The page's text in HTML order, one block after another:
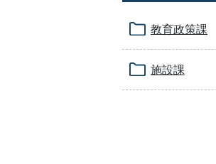
教育政策課
施設課